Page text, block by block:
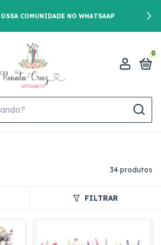
COMUNIDADE NO WHATSAAP
0
34 produtos
FILTRAR